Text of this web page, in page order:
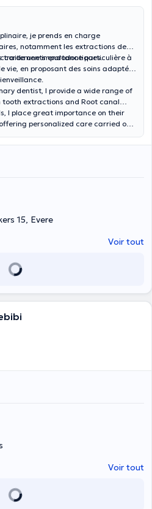
je prends en charge
notamment les extractions de
traitements endodontiques.
une importance particulière à
vie, en proposant des soins adaptés
dentist, I provide a wide range of
extractions and Root canal
I place great importance on their
personalized care carried out
15, Evere
Voir tout
Voir tout